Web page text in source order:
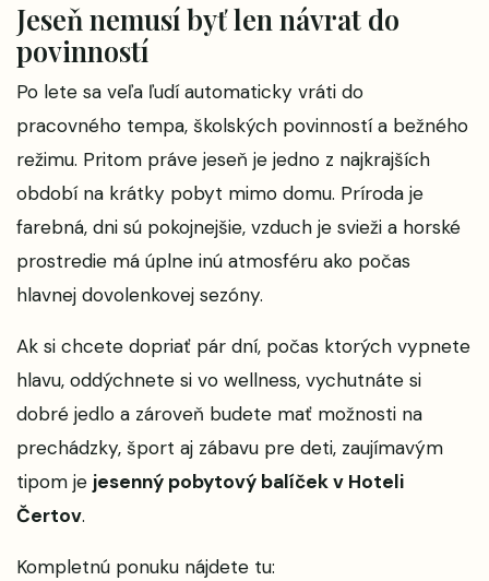
Jeseň nemusí byť len návrat do
povinností
Po lete sa veľa ľudí automaticky vráti do
pracovného tempa, školských povinností a bežného
režimu. Pritom práve jeseň je jedno z najkrajších
období na krátky pobyt mimo domu. Príroda je
farebná, dni sú pokojnejšie, vzduch je svieži a horské
prostredie má úplne inú atmosféru ako počas
hlavnej dovolenkovej sezóny.
Ak si chcete dopriať pár dní, počas ktorých vypnete
hlavu, oddýchnete si vo wellness, vychutnáte si
dobré jedlo a zároveň budete mať možnosti na
prechádzky, šport aj zábavu pre deti, zaujímavým
tipom je jesenný pobytový balíček v Hoteli
Čertov.
Kompletnú ponuku nájdete tu: